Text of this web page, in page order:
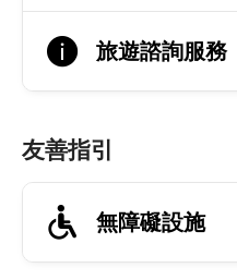
旅遊諮詢服務
友善指引
無障礙設施